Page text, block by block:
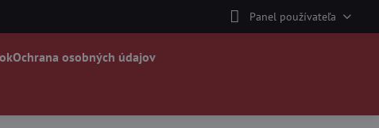
Panel používateľa
Ochrana osobných údajov